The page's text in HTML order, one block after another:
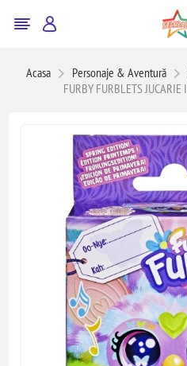
Acasa Personaje & Aventură
FURBY FURBLETS JUCARIE